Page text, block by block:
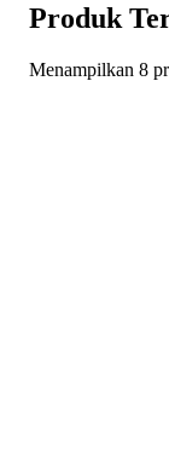
Produk
Menampilkan 8